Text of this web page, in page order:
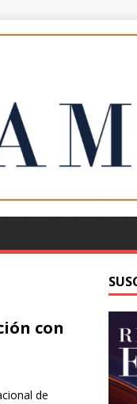
con
de